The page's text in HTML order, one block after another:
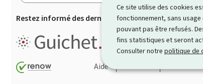
Ce site utilise des cookies
fonctionnement, sans
pouvant pas être refusés.
fins statistiques et seront
Consulter notre politique de
Restez informé des dernières actualités de Guichet.lu
Guichet.lu est un
démarches
Aide